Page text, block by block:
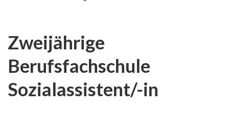
Zweijährige
Berufsfachschule
Sozialassistent/-in